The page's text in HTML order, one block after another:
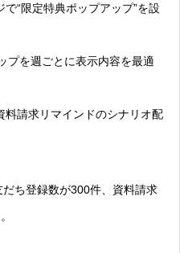
“限定特典ポップアップ”を設
プを週ごとに表示内容を最適
料請求リマインドのシナリオ配
ち登録数が300件、資料請求